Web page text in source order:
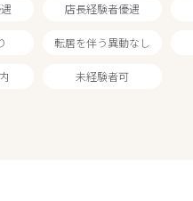
店長経験者優遇
転居を伴う異動なし
未経験者可